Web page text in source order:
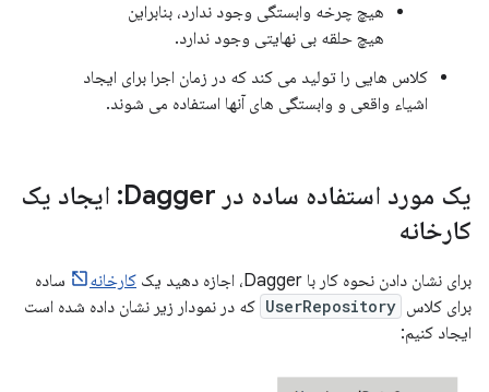
هیچ چرخه وابستگی وجود ندارد، بنابراین
هیچ حلقه بی نهایتی وجود ندارد.
کلاس هایی را تولید می کند که در زمان اجرا برای ایجاد
اشیاء واقعی و وابستگی های آنها استفاده می شوند.
یک مورد استفاده ساده در Dagger: ایجاد یک
کارخانه
برای نشان دادن نحوه کار با Dagger، اجازه دهید یک کارخانه
ساده
برای کلاس UserRepository که در نمودار زیر نشان داده شده است
ایجاد کنیم: